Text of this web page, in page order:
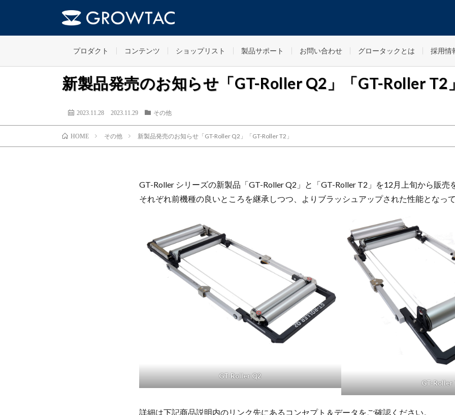
プロダクト コンテンツ ショップリスト 製品サポート お問い合わせ グロータックとは 採用情
新製品発売のお知らせ「GT-Roller Q2」「GT-Roller T2
2023.11.28 2023.11.29 その他
HOME その他 新製品発売のお知らせ「GT-Roller Q2」「GT-Roller T2」
GT-Roller シリーズの新製品「GT-Roller Q2」と「GT-Roller T2」を12月上旬から販売
それぞれ前機種の良いところを継承しつつ、よりブラッシュアップされた性能となっ
GT-Roller Q2
GT-Roller
詳細は下記商品説明内のリンク先にあるコンセプト＆データをご確認ください。